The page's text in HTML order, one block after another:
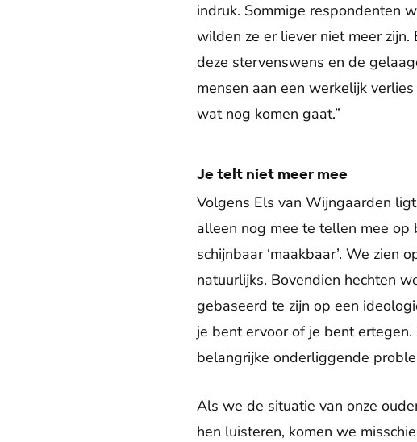
indruk. Sommige respondenten
wilden ze er liever niet meer
deze stervenswens en de
mensen aan een werkelijk
wat nog komen gaat.”
Je telt niet meer mee
Volgens Els van Wijngaarden
alleen nog mee te tellen mee op
schijnbaar ‘maakbaar’. We
natuurlijks. Bovendien hechten
gebaseerd te zijn op een
je bent ervoor of je bent
belangrijke onderliggende
Als we de situatie van onze
hen luisteren, komen we